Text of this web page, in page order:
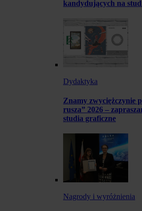
kandydujących na
Dydaktyka
Znamy zwyciężczynie
rusza” 2026 –
studia graficzne
Nagrody i wyróżnienia